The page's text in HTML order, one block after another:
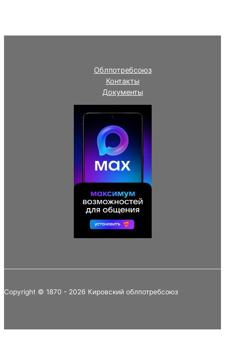
Облпотребсоюз
Контакты
Документы
Copyright © 1870 - 2026 Кировский облпотребсоюз